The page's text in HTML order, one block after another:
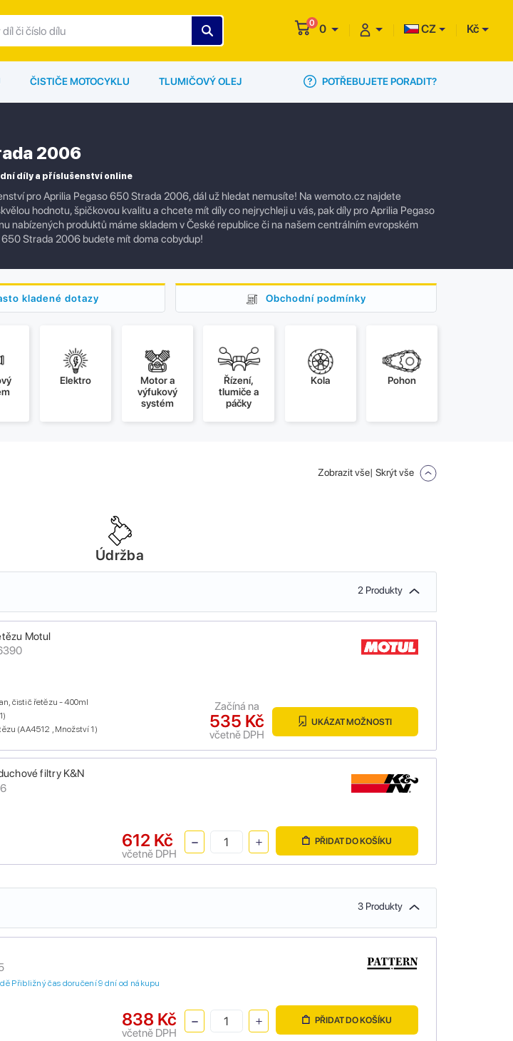
0 0 CZ Kč
ČISTIČE MOTOCYKLU TLUMIČOVÝ OLEJ POTŘEBUJETE PORADIT?
2006
díly a příslušenství online
pro Aprilia Pegaso 650 Strada 2006, dál už hledat nemusíte! Na wemoto.cz najdete
hodnotu, špičkovou kvalitu a chcete mít díly co nejrychleji u vás, pak díly pro Aprilia Pegaso
nabízených produktů máme skladem v České republice či na našem centrálním evropském
Strada 2006 budete mít doma cobydup!
kladené dotazy Obchodní podmínky
Elektro
Motor a
výfukový
systém
Řízení,
tlumiče a
páčky
Kola Pohon
Zobrazit vše| Skrýt vše
Údržba
2 Produkty
Motul
čistič řetězu - 400ml
(AA4512 , Množství 1)
535 Kč
včetně DPH
Začíná na
UKÁZAT MOŽNOSTI
filtry K&N
612 Kč
včetně DPH
PŘIDAT DO KOŠÍKU
3 Produkty
Přibližný čas doručení 9 dní od nákupu
838 Kč
včetně DPH
PŘIDAT DO KOŠÍKU